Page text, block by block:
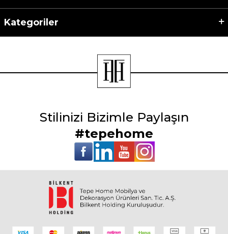
Kategoriler
Stilinizi Bizimle Paylaşın
#tepehome